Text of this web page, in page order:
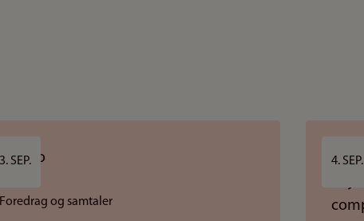
3. SEP.
Foredrag og samtaler
4. SEP.